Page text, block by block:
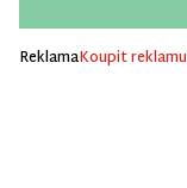
ReklamaKoupit reklamu